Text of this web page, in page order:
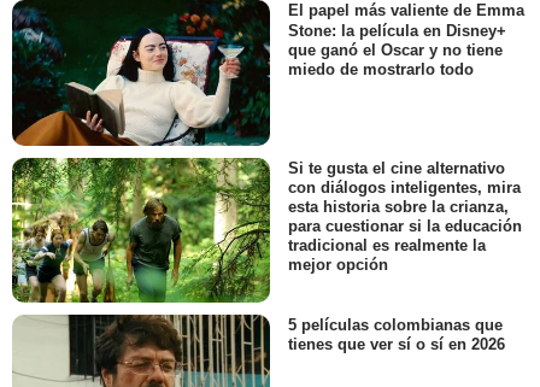
El papel más valiente de Emma
Stone: la película en Disney+
que ganó el Oscar y no tiene
miedo de mostrarlo todo
Si te gusta el cine alternativo
con diálogos inteligentes, mira
esta historia sobre la crianza,
para cuestionar si la educación
tradicional es realmente la
mejor opción
5 películas colombianas que
tienes que ver sí o sí en 2026